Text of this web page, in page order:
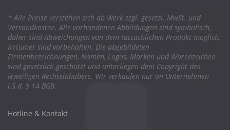
* Alle Preise verstehen sich ab Werk zzgl. gesetzl. MwSt. und
Versandkosten. Alle vorhandenen Abbildungen sind symbolisch,
daher sind Abweichungen von dem tatsächlichen Produkt möglich.
Irrtümer sind vorbehalten. Die abgebildeten
Firmenbezeichnungen, Namen, Logos, Marken und Warenzeichen
sind gesetzlich geschützt und unterliegen dem Copyright des
jeweiligen Rechteinhabers. Wir verkaufen nur an Unternehmen
i.S.d. § 14 BGB.
Hotline & Kontakt